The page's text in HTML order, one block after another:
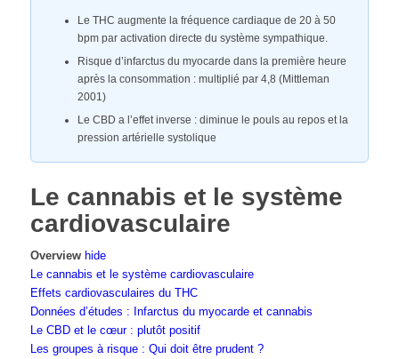
Le THC augmente la fréquence cardiaque de 20 à 50
bpm par activation directe du système sympathique.
Risque d’infarctus du myocarde dans la première heure
après la consommation : multiplié par 4,8 (Mittleman
2001)
Le CBD a l’effet inverse : diminue le pouls au repos et la
pression artérielle systolique
Le cannabis et le système
cardiovasculaire
Overview hide
Le cannabis et le système cardiovasculaire
Effets cardiovasculaires du THC
Données d’études : Infarctus du myocarde et cannabis
Le CBD et le cœur : plutôt positif
Les groupes à risque : Qui doit être prudent ?